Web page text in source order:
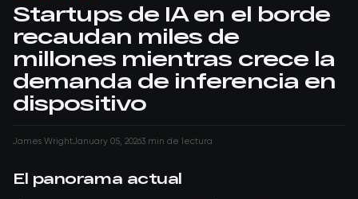
Startups de IA en el borde
recaudan miles de
millones mientras crece la
demanda de inferencia en
dispositivo
James WrightJanuary 05, 20263 min de lectura
El panorama actual